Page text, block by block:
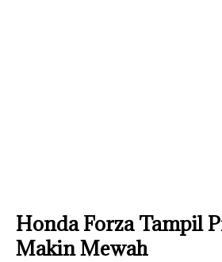
Honda Forza Tampil
Makin Mewah